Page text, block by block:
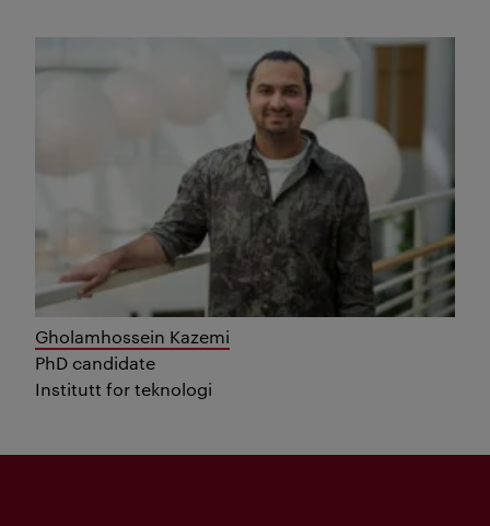
Gholamhossein Kazemi
PhD candidate
Institutt for teknologi